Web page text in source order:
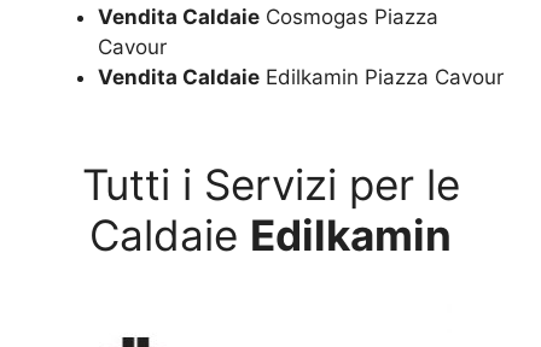
Vendita Caldaie Cosmogas Piazza
Cavour
Vendita Caldaie Edilkamin Piazza Cavour
Tutti i Servizi per le
Caldaie Edilkamin